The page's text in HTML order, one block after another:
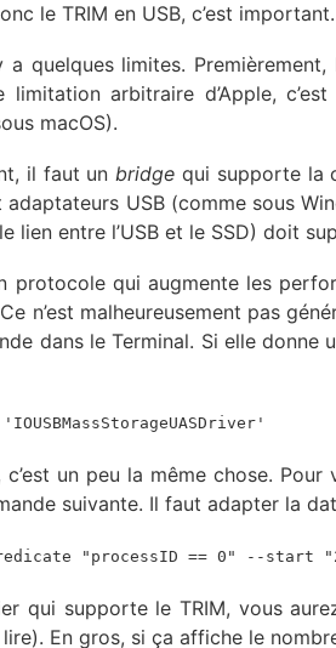
le TRIM en USB, c’est important.
quelques limites.
limitation arbitraire d’Apple,
macOS).
il faut unbridge qui supporte la
adaptateurs USB (comme sous
lien entre l’USB et le SSD) doit
protocole qui augmente les
n’est malheureusement pas
dans le Terminal. Si elle donne
c’est un peu la même chose.
suivante. Il faut adapter la
"processID == 0" --start
qui supporte le TRIM, vous
En gros, si ça affiche le